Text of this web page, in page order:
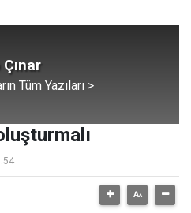
Tüm Yazıları >